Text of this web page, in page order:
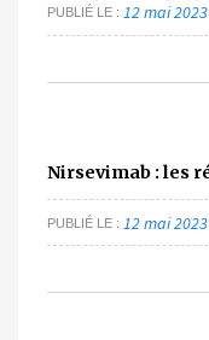
PUBLIÉ LE 12 mai 2023
Nirsevimab : les
PUBLIÉ LE 12 mai 2023